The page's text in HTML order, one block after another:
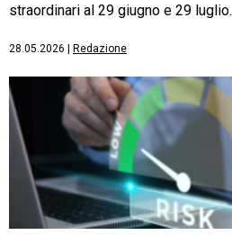
straordinari al 29 giugno e 29 luglio.
28.05.2026 Redazione